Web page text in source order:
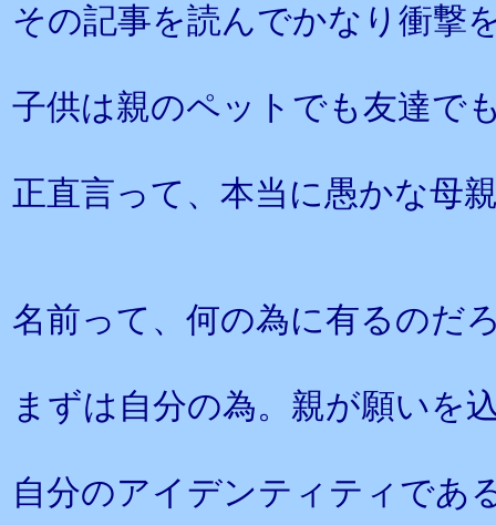
その記事を読んでかなり衝撃
子供は親のペットでも友達で
正直言って、本当に愚かな母
名前って、何の為に有るのだ
まずは自分の為。親が願いを
自分のアイデンティティであ